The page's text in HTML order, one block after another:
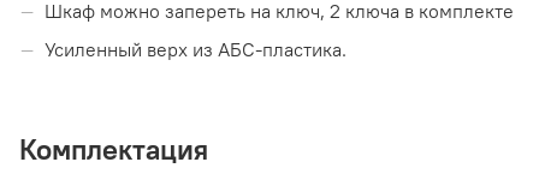
Шкаф можно запереть на ключ, 2 ключа в комплекте
Усиленный верх из АБС-пластика.
Комплектация